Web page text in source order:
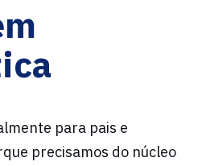
para pais e
precisamos do núcleo